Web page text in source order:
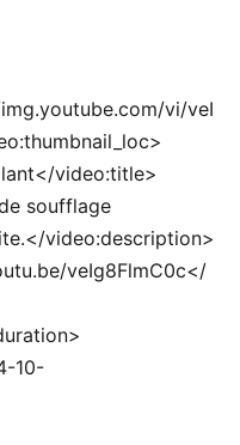
vi/veI
video:title>
soufflage
video:description>
veIg8FlmC0c</
10-